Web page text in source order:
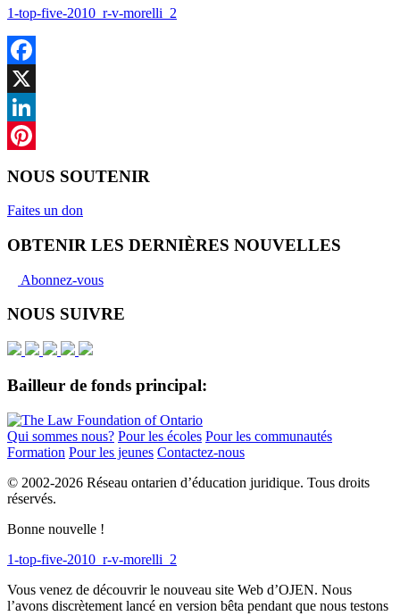
1-top-five-2010_r-v-morelli_2
Facebook
X
LinkedIn
NOUS SOUTENIR
Faites un don
OBTENIR LES DERNIÈRES NOUVELLES
Abonnez-vous
NOUS SUIVRE
Bailleur de fonds principal:
Qui sommes nous? Pour les écoles Pour les communautés
Formation Pour les jeunes Contactez-nous
© 2002-2026 Réseau ontarien d’éducation juridique. Tous droits
réservés.
Bonne nouvelle !
1-top-five-2010_r-v-morelli_2
Vous venez de découvrir le nouveau site Web d’OJEN. Nous
l’avons discrètement lancé en version bêta pendant que nous testons